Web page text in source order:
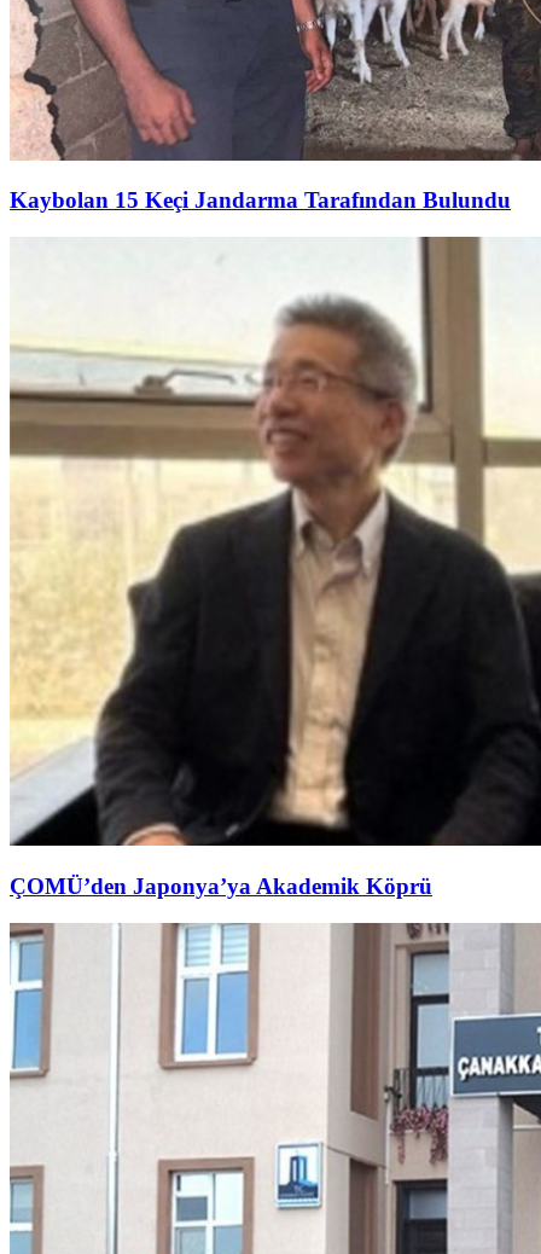
Kaybolan 15 Keçi Jandarma Tarafından Bulundu
ÇOMÜ’den Japonya’ya Akademik Köprü